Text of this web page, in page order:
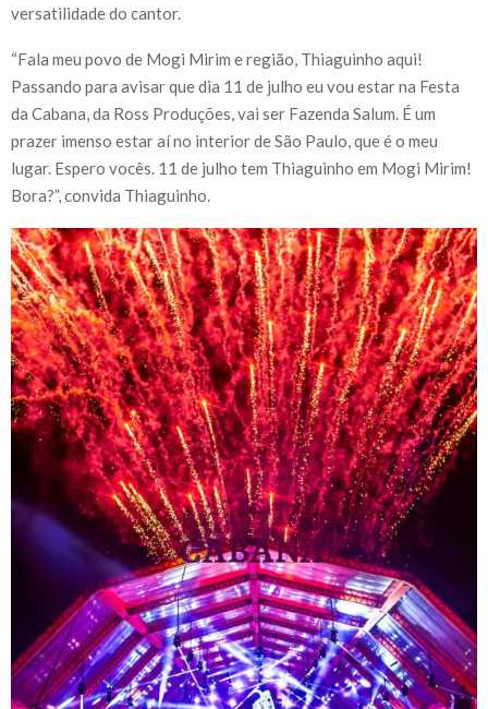
versatilidade do cantor.
“Fala meu povo de Mogi Mirim e região, Thiaguinho aqui!
Passando para avisar que dia 11 de julho eu vou estar na Festa
da Cabana, da Ross Produções, vai ser Fazenda Salum. É um
prazer imenso estar aí no interior de São Paulo, que é o meu
lugar. Espero vocês. 11 de julho tem Thiaguinho em Mogi Mirim!
Bora?”, convida Thiaguinho.